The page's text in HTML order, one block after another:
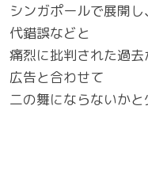
シンガポールで展開
代錯誤などと
痛烈に批判された過
広告と合わせて
二の舞にならないかと